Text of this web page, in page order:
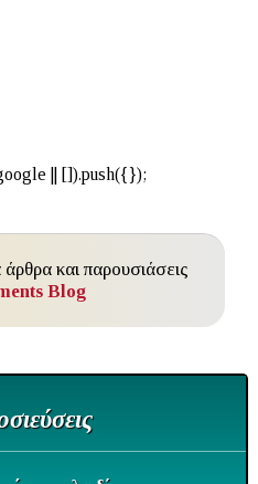
και παρουσιάσεις
Blog